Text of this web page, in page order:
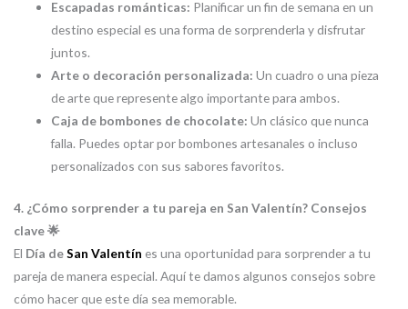
Escapadas románticas: Planificar un fin de semana en un
destino especial es una forma de sorprenderla y disfrutar
juntos.
Arte o decoración personalizada: Un cuadro o una pieza
de arte que represente algo importante para ambos.
Caja de bombones de chocolate: Un clásico que nunca
falla. Puedes optar por bombones artesanales o incluso
personalizados con sus sabores favoritos.
4. ¿Cómo sorprender a tu pareja en San Valentín? Consejos
clave 🌟
El Día deSan Valentín es una oportunidad para sorprender a tu
pareja de manera especial. Aquí te damos algunos consejos sobre
cómo hacer que este día sea memorable.